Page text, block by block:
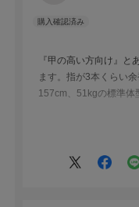
『甲の高い方向け』と
ます。指が3本くらい
157cm、51kgの標準体
生地は綿70%ポリ30%